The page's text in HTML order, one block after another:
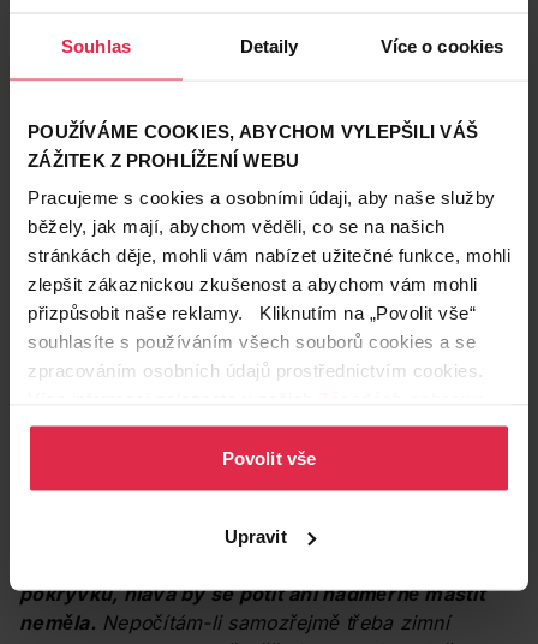
Souhlas Detaily Více o cookies
POUŽÍVÁME COOKIES, ABYCHOM VYLEPŠILI VÁŠ
ZÁŽITEK Z PROHLÍŽENÍ WEBU
Pracujeme s cookies a osobními údaji, aby naše služby
běžely, jak mají, abychom věděli, co se na našich
stránkách děje, mohli vám nabízet užitečné funkce, mohli
zlepšit zákaznickou zkušenost a abychom vám mohli
přizpůsobit naše reklamy. Kliknutím na „Povolit vše“
souhlasíte s používáním všech souborů cookies a se
zpracováním osobních údajů prostřednictvím cookies.
osobních údajů.
Povolit vše
Upravit
Krásné vlasy
Stylingové vychytávky do deště, větru i mrazu
Chcete, aby vám účes vydržel navzdory ošklivému
počasí? Vybírejte ty správné produkty, které se hodí do
různých nepříznivých podmínek – jiné do deště, úplně
jiné do mrazu a ještě jiné ve větrných dnech. Na rady
jsme se vyptali kadeřnice Adély Drábkové.
kosmetika Garnier péče o vlasy
Přečíst článek
Potí se vám pod čepicí hlava?
Pak vám buď nevyhovuje těsná pokrývka hlavy, nebo
nemusí znamenat ‚kulich‘ až k očím,“
pokrývku, hlava by se potit ani nadměrně mastit
neměla. Nepočítám-li samozřejmě třeba zimní